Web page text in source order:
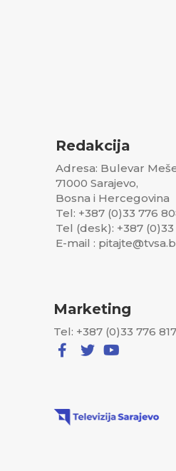
Redakcija
Adresa: Bulevar
71000 Sarajevo,
Bosna i Hercegovina
Tel: +387 (0)33 776
Tel (desk): +387 (0)33
E-mail :
Marketing
Tel: +387 (0)33 776 817